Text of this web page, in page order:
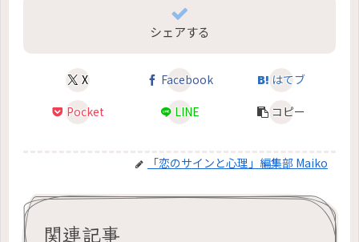
シェアする
X Facebook
はてブ
Pocket
LINE コピー
「恋のサインと心理」編集部 Maiko
関連記事